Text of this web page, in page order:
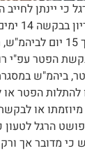
יינתן
צריך להתכונן למועד
הפטר עפ"י
ביהמ"ש
הפטר
או
הרגל
כי מדובר